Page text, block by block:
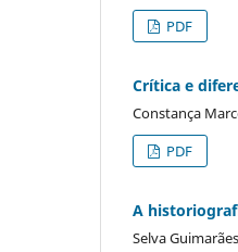
PDF
Crítica e
Constança
PDF
A
Selva